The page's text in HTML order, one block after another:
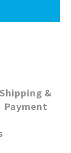
Shipping &
Payment